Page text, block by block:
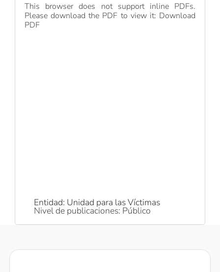
This browser does not support inline PDFs.
Please download the PDF to view it: Download
PDF
Entidad: Unidad para las Víctimas
Nivel de publicaciones: Público